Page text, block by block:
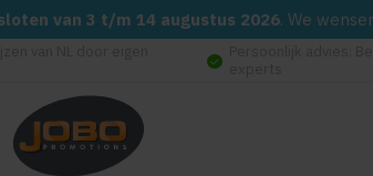
van 3 t/m 14 augustus 2026. We
check_circle